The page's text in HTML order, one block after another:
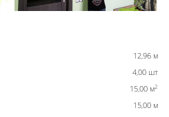
12,96 м
4,00 шт
15,00 м2
15,00 м